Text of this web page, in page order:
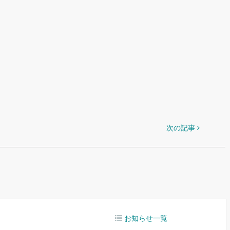
次の記事
お知らせ一覧